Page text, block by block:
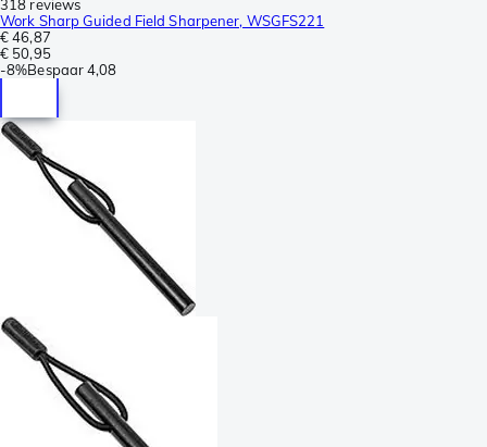
318 reviews
Work Sharp Guided Field Sharpener, WSGFS221
€ 46,87
€ 50,95
-8%Bespaar4,08